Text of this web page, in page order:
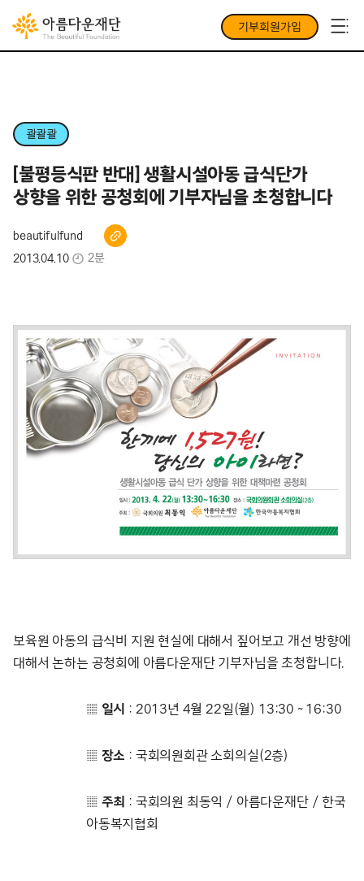
기부회원가입
콸콸콸
[불평등식판 반대] 생활시설아동 급식단가
상향을 위한 공청회에 기부자님을 초청합니다
beautifulfund
2013.04.10
2분
보육원 아동의 급식비 지원 현실에 대해서 짚어보고 개선 방향에
대해서 논하는 공청회에 아름다운재단 기부자님을 초청합니다.
▒ 일시 : 2013년 4월 22일(월) 13:30 ~ 16:30
▒ 장소 : 국회의원회관 소회의실(2층)
▒ 주최 : 국회의원 최동익 / 아름다운재단 / 한국
아동복지협회